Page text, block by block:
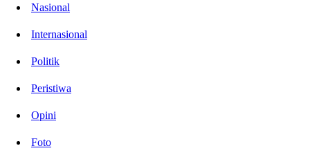
Nasional
Internasional
Politik
Peristiwa
Opini
Foto